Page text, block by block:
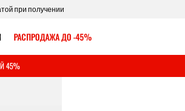
при получении
РАСПРОДАЖА ДО -45%
45%